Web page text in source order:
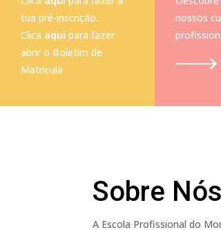
tua pré-inscrição.
Clica aqui para fazer
abrir o Boletim de
Matricula
nossos
Sobre Nós
A Escola Profissional do